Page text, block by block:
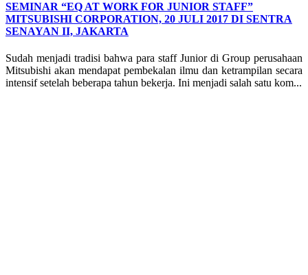
SEMINAR “EQ AT WORK FOR JUNIOR STAFF”
MITSUBISHI CORPORATION, 20 JULI 2017 DI SENTRA
SENAYAN II, JAKARTA
Sudah menjadi tradisi bahwa para staff Junior di Group perusahaan
Mitsubishi akan mendapat pembekalan ilmu dan ketrampilan secara
intensif setelah beberapa tahun bekerja. Ini menjadi salah satu kom...